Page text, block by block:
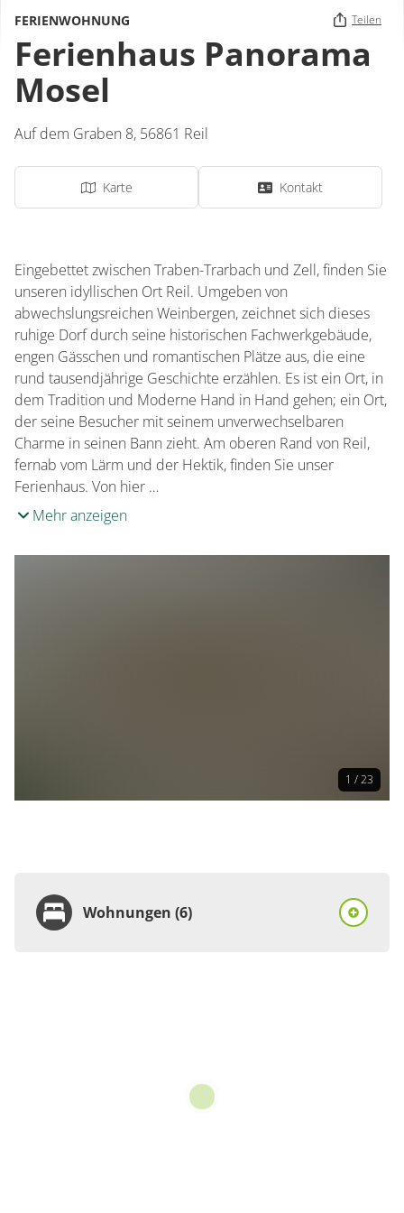
FERIENWOHNUNG Teilen
Ferienhaus Panorama
Mosel
Auf dem Graben 8, 56861 Reil
Karte Kontakt
Eingebettet zwischen Traben-Trarbach und Zell, finden Sie
unseren idyllischen Ort Reil. Umgeben von
abwechslungsreichen Weinbergen, zeichnet sich dieses
ruhige Dorf durch seine historischen Fachwerkgebäude,
engen Gässchen und romantischen Plätze aus, die eine
rund tausendjährige Geschichte erzählen. Es ist ein Ort, in
dem Tradition und Moderne Hand in Hand gehen; ein Ort,
der seine Besucher mit seinem unverwechselbaren
Charme in seinen Bann zieht. Am oberen Rand von Reil,
fernab vom Lärm und der Hektik, finden Sie unser
Ferienhaus. Von hier …
Mehr anzeigen
1 / 23
Wohnungen (6)
pro Einheit/Nacht